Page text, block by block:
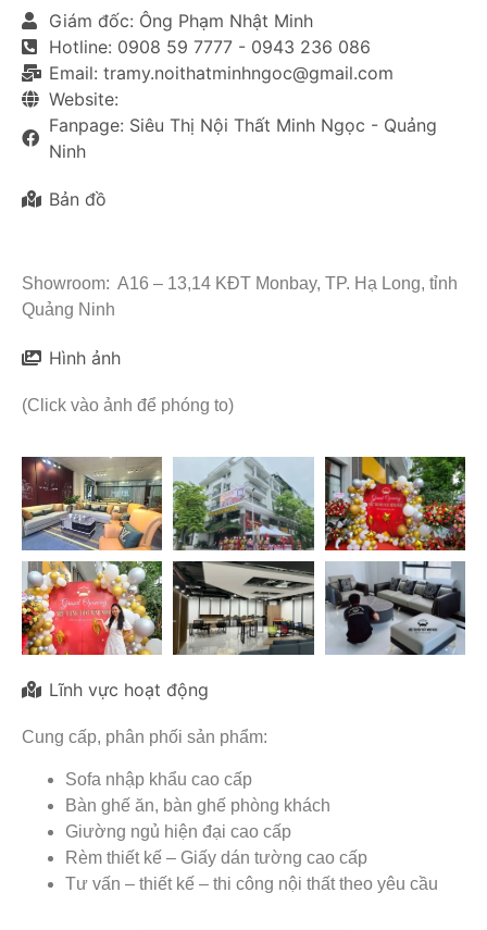
Giám đốc: Ông Phạm Nhật Minh
Hotline: 0908 59 7777 - 0943 236 086
Email: tramy.noithatminhngoc@gmail.com
Website:
Fanpage: Siêu Thị Nội Thất Minh Ngọc - Quảng
Ninh
Bản đồ
Showroom: A16 – 13,14 KĐT Monbay, TP. Hạ Long, tỉnh
Quảng Ninh
Hình ảnh
(Click vào ảnh để phóng to)
Lĩnh vực hoạt động
Cung cấp, phân phối sản phẩm:
Sofa nhập khẩu cao cấp
Bàn ghế ăn, bàn ghế phòng khách
Giường ngủ hiện đại cao cấp
Rèm thiết kế – Giấy dán tường cao cấp
Tư vấn – thiết kế – thi công nội thất theo yêu cầu